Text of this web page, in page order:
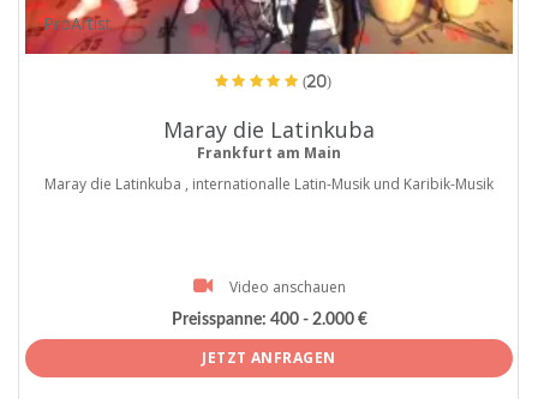
ProArtist
(20)
Maray die Latinkuba
Frankfurt am Main
Maray die Latinkuba , internationalle Latin-Musik und Karibik-Musik
Video anschauen
Preisspanne: 400 - 2.000 €
JETZT ANFRAGEN